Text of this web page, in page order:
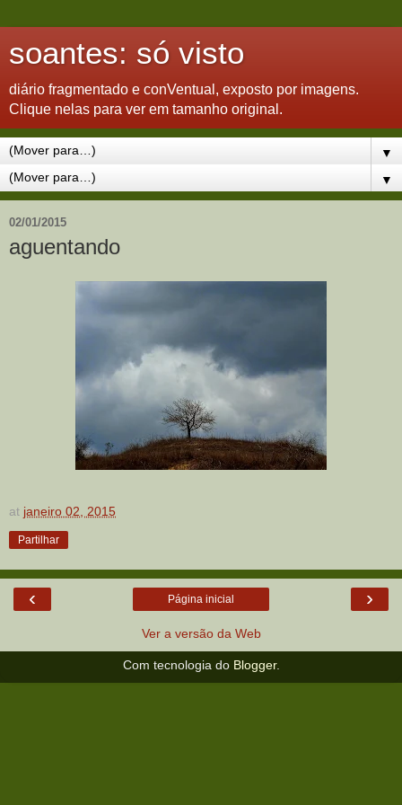
soantes: só visto
diário fragmentado e conVentual, exposto por imagens.
Clique nelas para ver em tamanho original.
▼
▼
02/01/2015
aguentando
at janeiro 02, 2015
Partilhar
‹ ›
Página inicial
Ver a versão da Web
Com tecnologia do Blogger.